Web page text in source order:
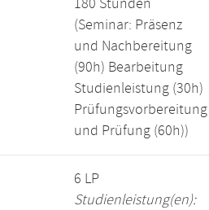
180 Stunden
(Seminar: Präsenz
und Nachbereitung
(90h) Bearbeitung
Studienleistung (30h)
Prüfungsvorbereitung
und Prüfung (60h))
6 LP
Studienleistung(en):